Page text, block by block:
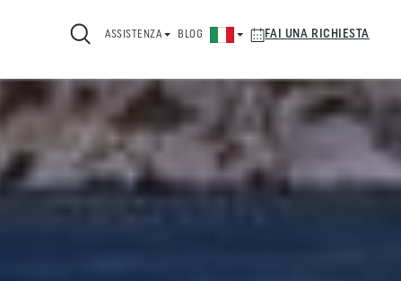
ASSISTENZA BLOG FAI UNA RICHIESTA